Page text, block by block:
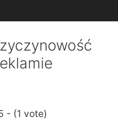
- (1 vote)